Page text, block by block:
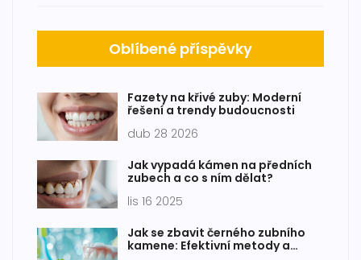
Oblíbené příspěvky
Fazety na křivé zuby: Moderní
řešení a trendy budoucnosti
dub 28 2026
Jak vypadá kámen na předních
zubech a co s ním dělat?
lis 16 2025
Jak se zbavit černého zubního
kamene: Efektivní metody a